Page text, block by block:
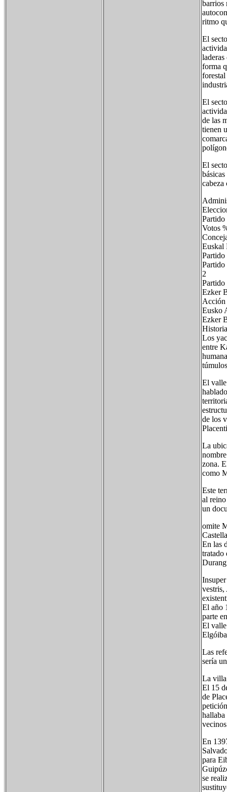
barrios
ritmo
El
forma
El
de las
tienen
El
cabeza
2
Historia
Los
entre
El
de los
La
zona.
como
Este
al
un
omite
En las
tratado
vestris,
El año
parte
El
Las
sería
La villa
El 15
de
hallaba
En
para
se